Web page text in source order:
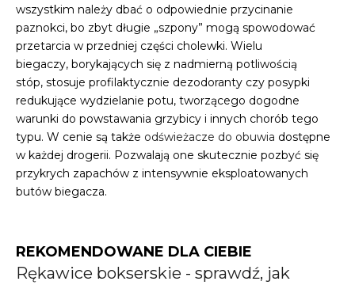
wszystkim należy dbać o odpowiednie przycinanie
paznokci, bo zbyt długie „szpony” mogą spowodować
przetarcia w przedniej części cholewki. Wielu
biegaczy, borykających się z nadmierną potliwością
stóp, stosuje profilaktycznie dezodoranty czy posypki
redukujące wydzielanie potu, tworzącego dogodne
warunki do powstawania grzybicy i innych chorób tego
typu. W cenie są także odświeżacze do obuwia dostępne
w każdej drogerii. Pozwalają one skutecznie pozbyć się
przykrych zapachów z intensywnie eksploatowanych
butów biegacza.
REKOMENDOWANE DLA CIEBIE
Rękawice bokserskie - sprawdź, jak